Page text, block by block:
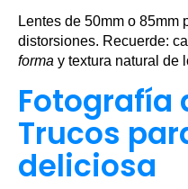
Lentes de 50mm o 85mm
distorsiones. Recuerde:
forma y textura natural de
Fotografía
Trucos
deliciosa